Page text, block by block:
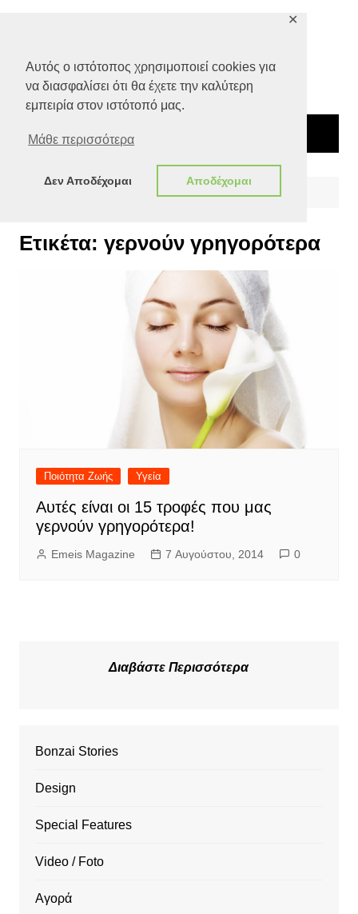
Αυτός ο ιστότοπος χρησιμοποιεί cookies για
να διασφαλίσει ότι θα έχετε την καλύτερη
εμπειρία στον ιστότοπό μας.
Μάθε περισσότερα
Δεν Αποδέχομαι Αποδέχομαι
✕
γερνούν γρηγορότερα
Ετικέτα: γερνούν γρηγορότερα
Ποιότητα Ζωής Υγεία
Αυτές είναι οι 15 τροφές που μας
γερνούν γρηγορότερα!
Emeis Magazine 7 Αυγούστου, 2014 0
Διαβάστε Περισσότερα
Bonzai Stories
Design
Special Features
Video / Foto
Αγορά